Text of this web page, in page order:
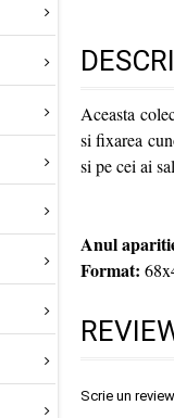
Aceasta
si fixarea
si pe cei ai
Anul
Format:
Scrie un